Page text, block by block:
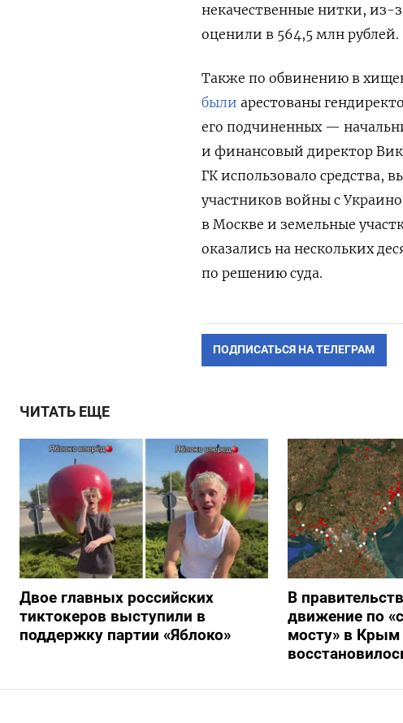
некачественные нитки, из-
оценили в 564,5 млн рублей.
Также по обвинению в
были арестованы
его подчиненных —
и финансовый директор
ГК использовало средства,
участников войны с
в Москве и земельные
оказались на нескольких
по решению суда.
ПОДПИСАТЬСЯ НА ТЕЛЕГРАМ
ЧИТАТЬ ЕЩЕ
Двое главных российских
тиктокеров выступили в
поддержку партии «Яблоко»
В
движение по
мосту» в Крым